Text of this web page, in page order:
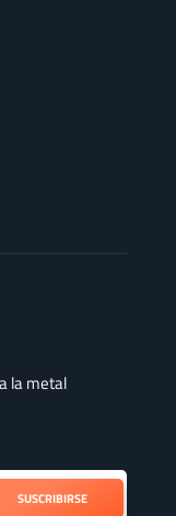
la metal
SUSCRIBIRSE